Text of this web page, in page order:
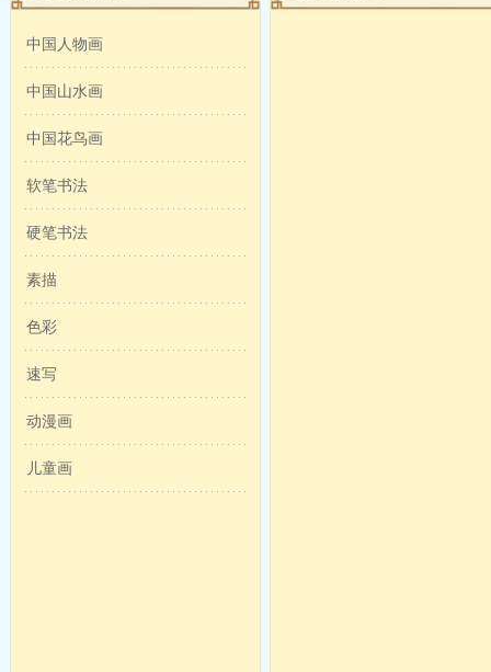
中国人物画
中国山水画
中国花鸟画
软笔书法
硬笔书法
素描
色彩
速写
动漫画
儿童画